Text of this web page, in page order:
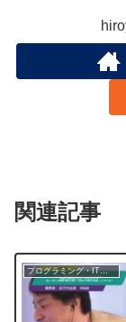
関連記事
プログラミング・IT業界